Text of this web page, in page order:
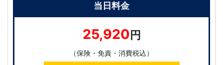
当日料金
25,920円
（保険・免責・消費税込）